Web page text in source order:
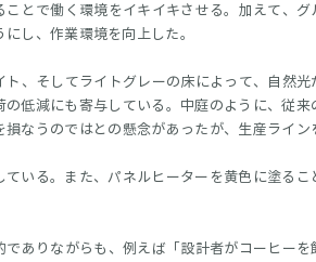
とで働く環境をイキイキさせる。加えて、グ
し、作業環境を向上した。
、そしてライトグレーの床によって、自然光
低減にも寄与している。中庭のように、従来
なうのではとの懸念があったが、生産ライン
いる。また、パネルヒーターを黄色に塗るこ
ありながらも、例えば「設計者がコーヒーを